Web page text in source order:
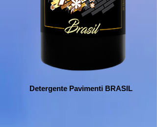
Detergente Pavimenti BRASIL